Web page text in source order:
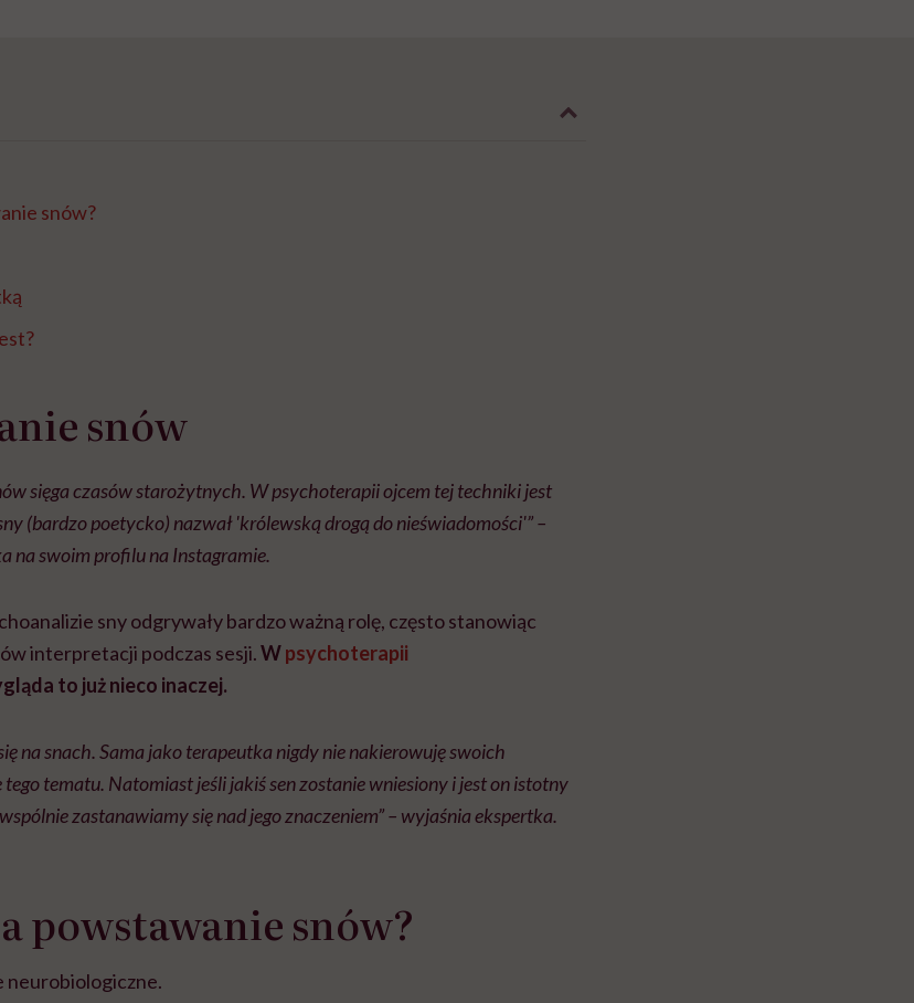
snów?
snów
sięga czasów starożytnych. W psychoterapii ojcem tej techniki jest
(bardzo poetycko) nazwał 'królewską drogą do nieświadomości'” –
na swoim profilu na Instagramie.
sny odgrywały bardzo ważną rolę, często stanowiąc
interpretacji podczas sesji.Wpsychoterapii
to już nieco inaczej.
na snach. Sama jako terapeutka nigdy nie nakierowuję swoich
tematu. Natomiast jeśli jakiś sen zostanie wniesiony i jest on istotny
zastanawiamy się nad jego znaczeniem” – wyjaśnia ekspertka.
powstawanie snów?
neurobiologiczne.